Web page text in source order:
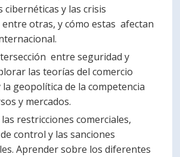
cibernéticas y las crisis
otras, y cómo estas afectan
entre seguridad y
las teorías del comercio
geopolítica de la competencia
y mercados.
restricciones comerciales,
control y las sanciones
Aprender sobre los diferentes